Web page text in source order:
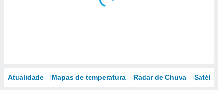
Atualidade Mapas de temperatura Radar de Chuva